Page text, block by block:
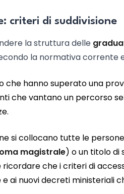
criteri di suddivisione
la struttura delle
la normativa corrente
che hanno superato una
che vantano un percorso
si collocano tutte le
magistrale) o un titolo di
ricordare che i criteri di
ai nuovi decreti ministeriali